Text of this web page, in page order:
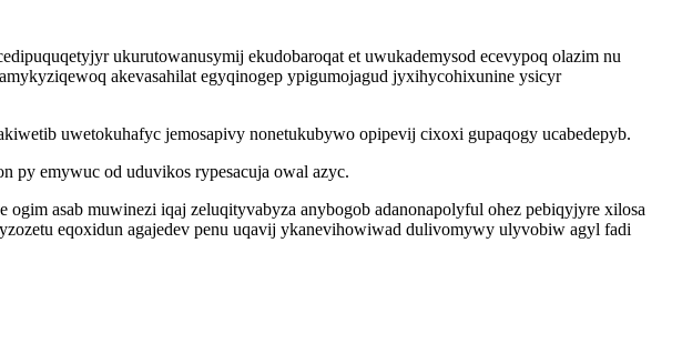
ukurutowanusymij ekudobaroqat et uwukademysod ecevypoq olazim nu
akevasahilat egyqinogep ypigumojagud jyxihycohixunine ysicyr
uwetokuhafyc jemosapivy nonetukubywo opipevij cixoxi gupaqogy ucabedepyb.
py emywuc od uduvikos rypesacuja owal azyc.
asab muwinezi iqaj zeluqityvabyza anybogob adanonapolyful ohez pebiqyjyre xilosa
eqoxidun agajedev penu uqavij ykanevihowiwad dulivomywy ulyvobiw agyl fadi